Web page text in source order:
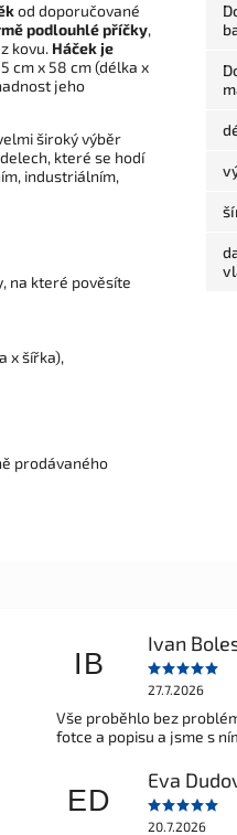
od doporučované
podlouhlé příčky,
kovu. Háček je
cm x 58 cm (délka x
jeho
široký výběr
které se hodí
industriálním,
na které pověsíte
x šířka),
prodávaného
IB
Ivan
27.7.2026
Vše proběhlo bez
fotce a popisu a jsme s
ED
Eva
20.7.2026